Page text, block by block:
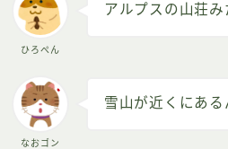
ひろぺん
アルプスの山荘み
なおゴン
雪山が近くにある